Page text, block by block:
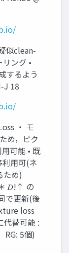
似clean-
ング •
するよう
J 18
・ モ
め，ピク
可能 • 既
⽤可(ネ
ため)
𝐷!↑ の
で更新(後
loss
代替可能 :
RG: 5個)